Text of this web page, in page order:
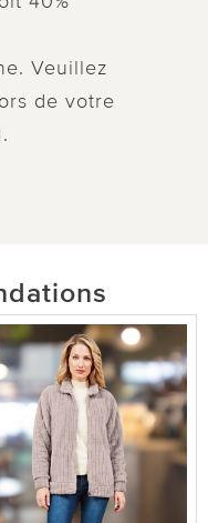
Veuillez
de votre